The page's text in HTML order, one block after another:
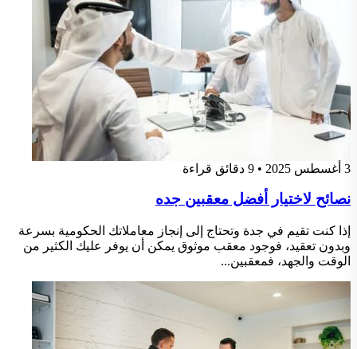
3 أغسطس 2025 • 9 دقائق قراءة
نصائح لاختيار أفضل معقبين جده
إذا كنت تقيم في جدة وتحتاج إلى إنجاز معاملاتك الحكومية بسرعة
وبدون تعقيد، فوجود معقب موثوق يمكن أن يوفر عليك الكثير من
الوقت والجهد، فمعقبين...